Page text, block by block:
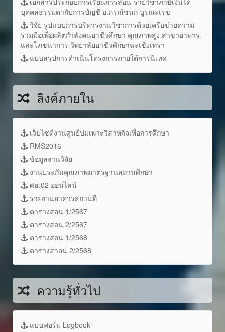
บุคคลธรรมดากับการบัญชี อ.ภรณ์ชนก บูรณะเรข
วิจัย รูปแบบการบริหารงานวิชาการด้วยเครือข่ายความ
ร่วมมือเพื่อผลิตกำลังคนอาชีวศึกษา คุณภาพสูง สาขาอาหาร
และโภชนาการ วิทยาลัยอาชีวศึกษาฉะเชิงเทรา
แบบสรุปการดำเนินโครงการภายใต้การนิเทศ
ลิงค์ภายใน
เว็บไซต์งานศูนย์บ่มเพาะวิสาหกิจเพื่อการศึกษา
RMS2016
ข้อมูลงานวิจัย
งานประกันคุณภาพมาตรฐานสถานศึกษา
ศธ.02 ออนไลน์
รายงานอาคารสถานที่
ตารางสอน 1/2567
ตารางสอน 2/2567
ตารางสอน 1/2568
ตารางสาอน 2/2568
ความรู้ทั่วไป
แบบฟอร์ม Logbook